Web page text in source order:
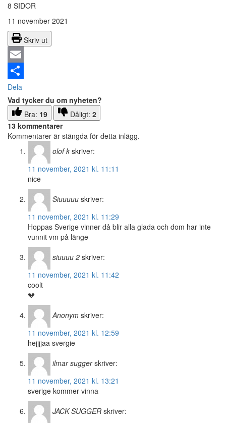
8 SIDOR
11 november 2021
Skriv ut
Email
Dela
Vad tycker du om nyheten?
Bra: 19 Dåligt: 2
13 kommentarer
Kommentarer är stängda för detta inlägg.
olof k skriver:
11 november, 2021 kl. 11:11
nice
Siuuuuu skriver:
11 november, 2021 kl. 11:29
Hoppas Sverige vinner då blir alla glada och dom har inte
vunnit vm på länge
siuuuu 2 skriver:
11 november, 2021 kl. 11:42
coolt
💔
Anonym skriver:
11 november, 2021 kl. 12:59
hejjjjaa svergie
ilmar sugger skriver:
11 november, 2021 kl. 13:21
sverige kommer vinna
JACK SUGGER skriver: